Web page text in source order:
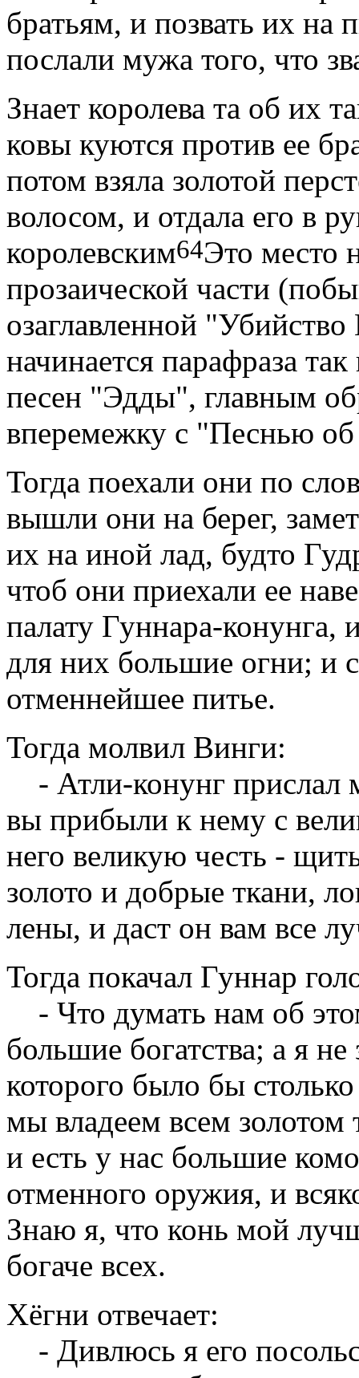
братьям, и позвать их на
послали мужа того, что
Знает королева та об их
ковы куются против ее
потом взяла золотой
волосом, и отдала его в
королевским64Это место
прозаической части
озаглавленной
начинается парафраза
песен "Эдды", главным
вперемежку с "Песнью
Тогда поехали они по
вышли они на берег,
их на иной лад, будто
чтоб они приехали ее
палату Гуннара-
для них большие огни; и
отменнейшее питье.
Тогда молвил Винги:
- Атли-конунг прислал
вы прибыли к нему с
него великую честь -
золото и добрые ткани,
лены, и даст он вам все
Тогда покачал Гуннар
- Что думать нам об
большие богатства; а я
которого было бы столько
мы владеем всем золотом
и есть у нас большие
отменного оружия, и
Знаю я, что конь мой
богаче всех.
Хёгни отвечает:
- Дивлюсь я его